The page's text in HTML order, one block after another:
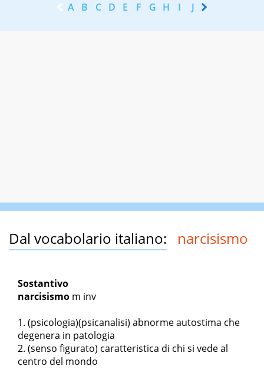
A B C D E F G H I J K
Dal vocabolario italiano: narcisismo
Sostantivo
narcisismo m inv
(psicologia)(psicanalisi) abnorme autostima che
degenera in patologia
(senso figurato) caratteristica di chi si vede al
centro del mondo